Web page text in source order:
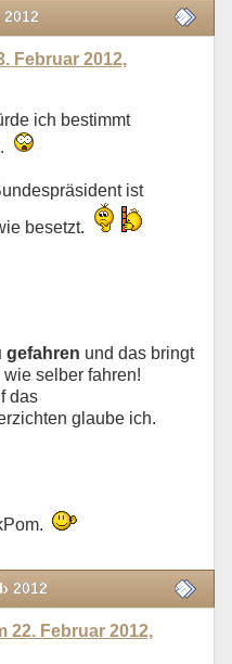
Februar 2012,
ich bestimmt
ist
besetzt.
gefahren und das bringt
selber fahren!
das
glaube ich.
2012
22. Februar 2012,